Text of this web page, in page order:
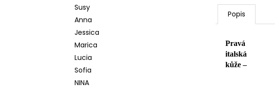
Susy
Anna
Jessica
Marica
Lucia
Sofia
NINA
Popis
Pravá
italská
kůže –